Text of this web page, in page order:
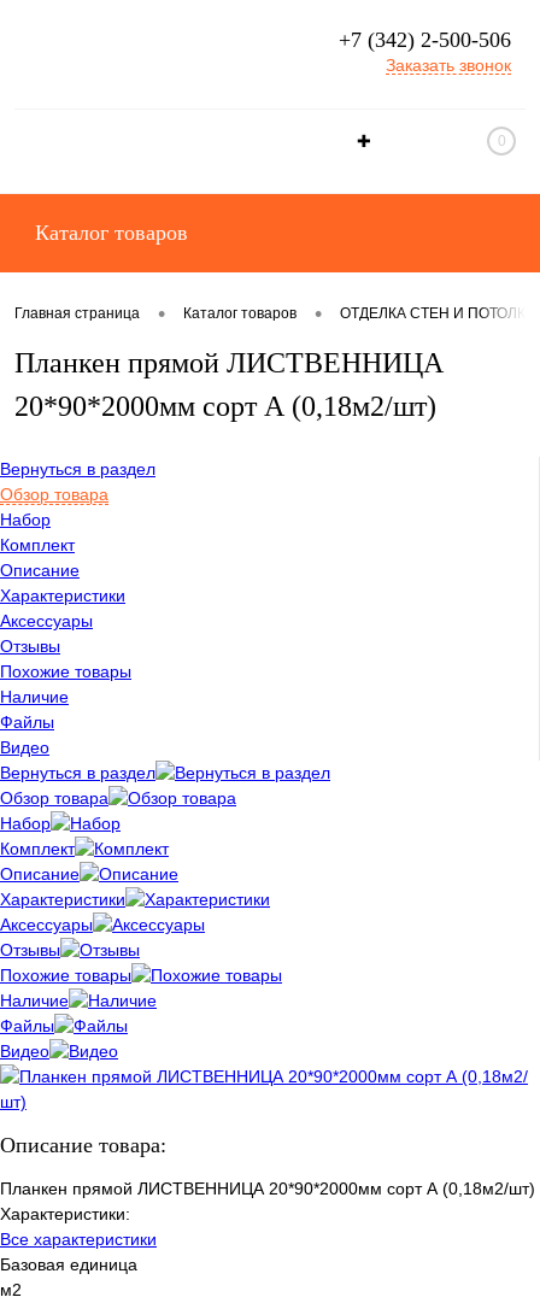
+7 (342) 2-500-506
Заказать звонок
✚ 0
Каталог товаров
Главная страница • Каталог товаров • ОТДЕЛКА СТЕН И
Планкен прямой ЛИСТВЕННИЦА
20*90*2000мм сорт А (0,18м2/шт)
Вернуться в раздел
Обзор товара
Набор
Комплект
Описание
Характеристики
Аксессуары
Отзывы
Похожие товары
Наличие
Файлы
Видео
Вернуться в раздел
Обзор товара
Набор
Комплект
Описание
Характеристики
Аксессуары
Отзывы
Похожие товары
Наличие
Файлы
Видео
Описание товара:
Планкен прямой ЛИСТВЕННИЦА 20*90*2000мм сорт А (0,18м2/шт)
Характеристики:
Все характеристики
Базовая единица
м2